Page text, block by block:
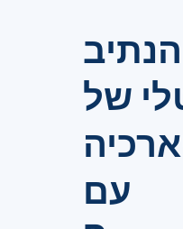
הנתיב
של
עם